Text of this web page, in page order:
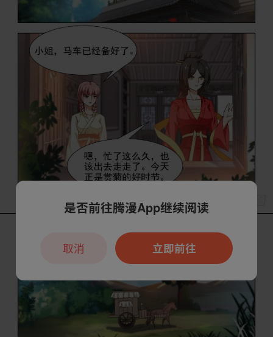
是否前往腾漫App继续阅读
立即前往
取消